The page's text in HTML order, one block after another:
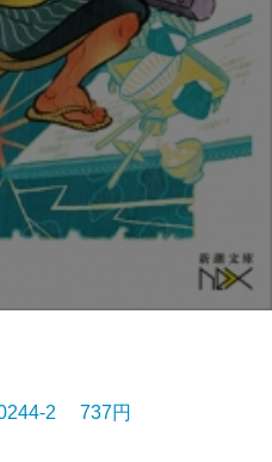
2 737円